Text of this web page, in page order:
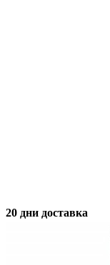
20 дни доставка